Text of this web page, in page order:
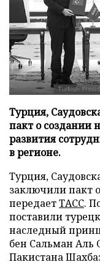
Турция,
пакт о создании
развития
в регионе.
Турция,
заключили пакт
передаетТАСС.
поставили
наследный
бен Сальман Аль
Пакистана